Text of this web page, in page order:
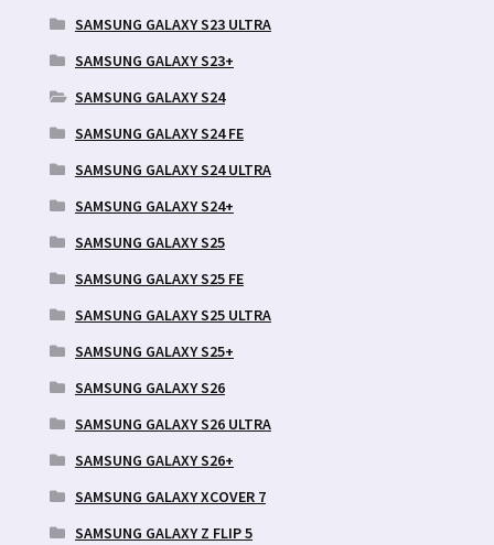
SAMSUNG GALAXY S23 ULTRA
SAMSUNG GALAXY S23+
SAMSUNG GALAXY S24
SAMSUNG GALAXY S24 FE
SAMSUNG GALAXY S24 ULTRA
SAMSUNG GALAXY S24+
SAMSUNG GALAXY S25
SAMSUNG GALAXY S25 FE
SAMSUNG GALAXY S25 ULTRA
SAMSUNG GALAXY S25+
SAMSUNG GALAXY S26
SAMSUNG GALAXY S26 ULTRA
SAMSUNG GALAXY S26+
SAMSUNG GALAXY XCOVER 7
SAMSUNG GALAXY Z FLIP 5